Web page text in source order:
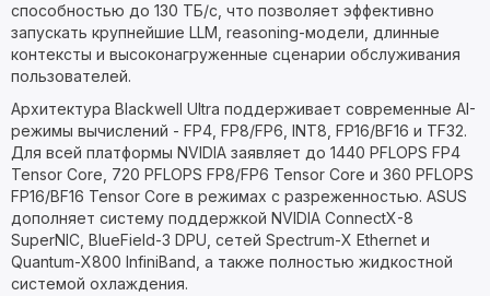
способностью до 130 ТБ/с, что позволяет эффективно
запускать крупнейшие LLM, reasoning-модели, длинные
контексты и высоконагруженные сценарии обслуживания
пользователей.
Архитектура Blackwell Ultra поддерживает современные AI-
режимы вычислений - FP4, FP8/FP6, INT8, FP16/BF16 и TF32.
Для всей платформы NVIDIA заявляет до 1440 PFLOPS FP4
Tensor Core, 720 PFLOPS FP8/FP6 Tensor Core и 360 PFLOPS
FP16/BF16 Tensor Core в режимах с разреженностью. ASUS
дополняет систему поддержкой NVIDIA ConnectX-8
SuperNIC, BlueField-3 DPU, сетей Spectrum-X Ethernet и
Quantum-X800 InfiniBand, а также полностью жидкостной
системой охлаждения.